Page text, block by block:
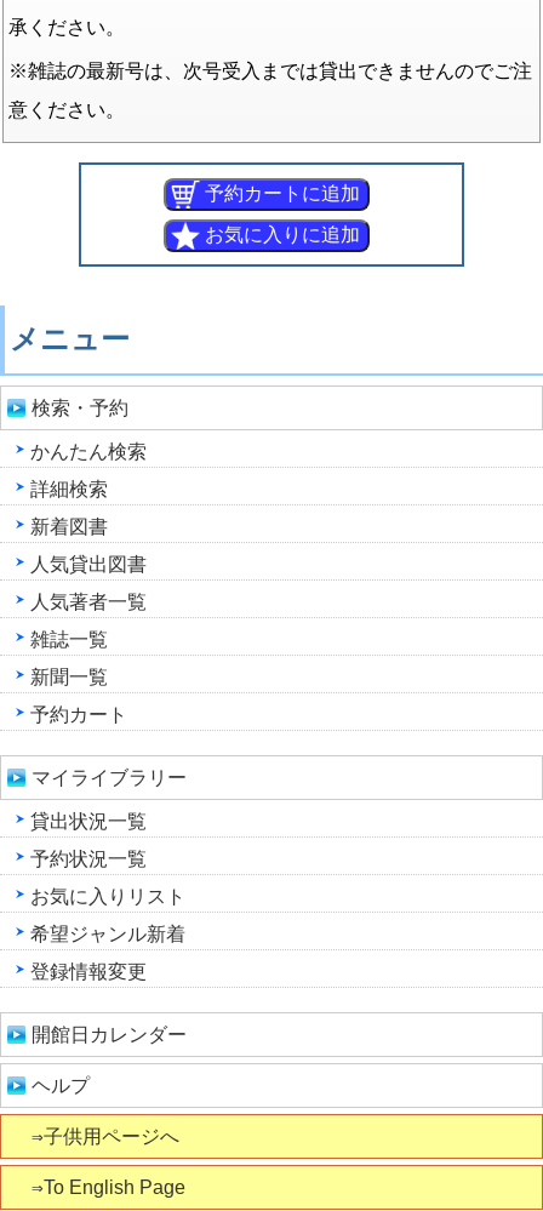
承ください。
※雑誌の最新号は、次号受入までは貸出できませんのでご注
意ください。
メニュー
検索・予約
かんたん検索
詳細検索
新着図書
人気貸出図書
人気著者一覧
雑誌一覧
新聞一覧
予約カート
マイライブラリー
貸出状況一覧
予約状況一覧
お気に入りリスト
希望ジャンル新着
登録情報変更
開館日カレンダー
ヘルプ
⇒子供用ページへ
⇒To English Page